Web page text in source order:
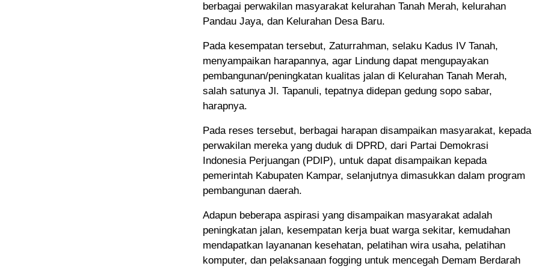
berbagai perwakilan masyarakat kelurahan Tanah Merah, kelurahan
Pandau Jaya, dan Kelurahan Desa Baru.
Pada kesempatan tersebut, Zaturrahman, selaku Kadus IV Tanah,
menyampaikan harapannya, agar Lindung dapat mengupayakan
pembangunan/peningkatan kualitas jalan di Kelurahan Tanah Merah,
salah satunya Jl. Tapanuli, tepatnya didepan gedung sopo sabar,
harapnya.
Pada reses tersebut, berbagai harapan disampaikan masyarakat, kepada
perwakilan mereka yang duduk di DPRD, dari Partai Demokrasi
Indonesia Perjuangan (PDIP), untuk dapat disampaikan kepada
pemerintah Kabupaten Kampar, selanjutnya dimasukkan dalam program
pembangunan daerah.
Adapun beberapa aspirasi yang disampaikan masyarakat adalah
peningkatan jalan, kesempatan kerja buat warga sekitar, kemudahan
mendapatkan layananan kesehatan, pelatihan wira usaha, pelatihan
komputer, dan pelaksanaan fogging untuk mencegah Demam Berdarah